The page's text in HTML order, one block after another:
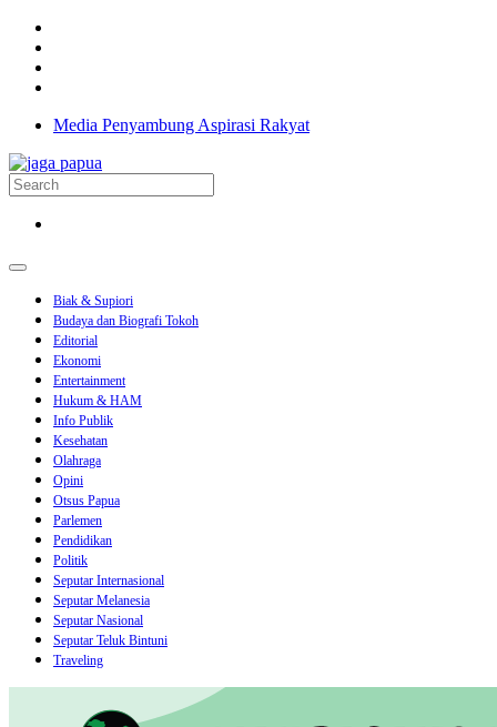
Media Penyambung Aspirasi Rakyat
Biak & Supiori
Budaya dan Biografi Tokoh
Editorial
Ekonomi
Entertainment
Hukum & HAM
Info Publik
Kesehatan
Olahraga
Opini
Otsus Papua
Parlemen
Pendidikan
Politik
Seputar Internasional
Seputar Melanesia
Seputar Nasional
Seputar Teluk Bintuni
Traveling